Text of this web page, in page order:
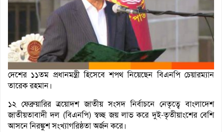
দেশের ১১তম প্রধানমন্ত্রী হিসেবে শপথ নিয়েছেন বিএনপি চেয়ারম্যান
তারেক রহমান।
১২ ফেব্রুয়ারির ত্রয়োদশ জাতীয় সংসদ নির্বাচনে নেতৃত্বে বাংলাদেশ
জাতীয়তাবাদী দল (বিএনপি) স্বচ্ছ জয় লাভ করে দুই-তৃতীয়াংশের বেশি
আসনে নিরঙ্কুশ সংখ্যাগরিষ্ঠতা অর্জন করে।